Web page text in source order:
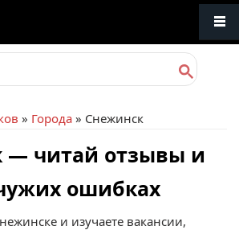
» Города » Снежинск
— читай отзывы и
ошибках
и изучаете вакансии,